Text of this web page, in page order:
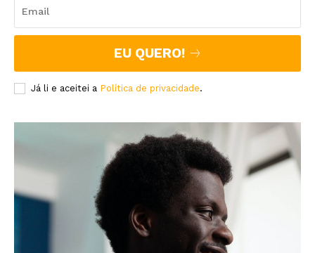
EU QUERO!
Já li e aceitei a Política de privacidade.